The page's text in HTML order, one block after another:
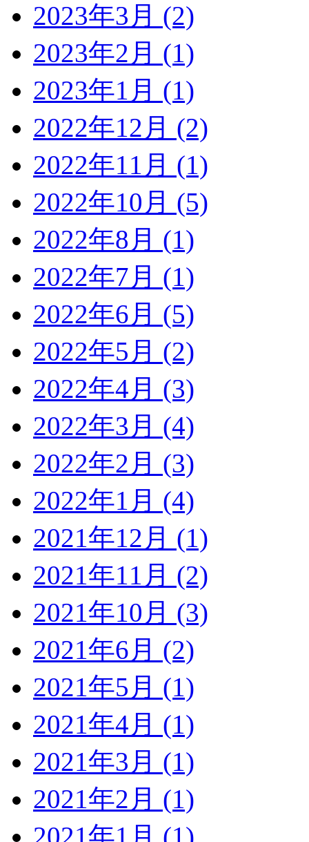
2023年3月 (2)
2023年2月 (1)
2023年1月 (1)
2022年12月 (2)
2022年11月 (1)
2022年10月 (5)
2022年8月 (1)
2022年7月 (1)
2022年6月 (5)
2022年5月 (2)
2022年4月 (3)
2022年3月 (4)
2022年2月 (3)
2022年1月 (4)
2021年12月 (1)
2021年11月 (2)
2021年10月 (3)
2021年6月 (2)
2021年5月 (1)
2021年4月 (1)
2021年3月 (1)
2021年2月 (1)